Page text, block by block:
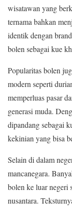
wisatawan yang
ternama bahkan
identik dengan
bolen sebagai kue
Popularitas bolen
modern seperti
memperluas pasar
generasi muda.
dipandang sebagai
kekinian yang bisa
Selain di dalam
mancanegara.
bolen ke luar negeri
nusantara.